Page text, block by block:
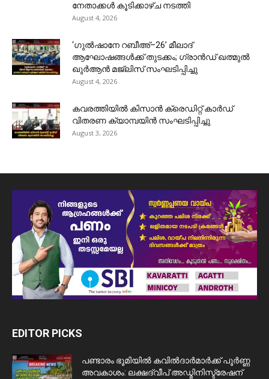
നേതാക്കൾ കൂടിക്കാഴ്ച നടത്തി
August 4, 2026
‘ഗുൽഷാനേ റബീഅ്–26’ മീലാദ്
ആഘോഷങ്ങൾക്ക് തുടക്കം; ഗ്രാൻഡ് ഖത്മുൽ
ഖുർആൻ മജ്‌ലിസ് സംഘടിപ്പിച്ചു
August 4, 2026
കവരത്തിയിൽ കിസാൻ ക്രെഡിറ്റ് കാർഡ്
വിതരണ ക്യാമ്പയിൻ സംഘടിപ്പിച്ചു
August 3, 2026
EDITOR PICKS
പണ്ടാരം ഭൂമിയിൽ കവിൽദാർമാർക്ക് പൂർണ്ണ
അവകാശം: ലക്ഷദ്വീപ് അഡ്മിനിസ്ട്രേഷന്